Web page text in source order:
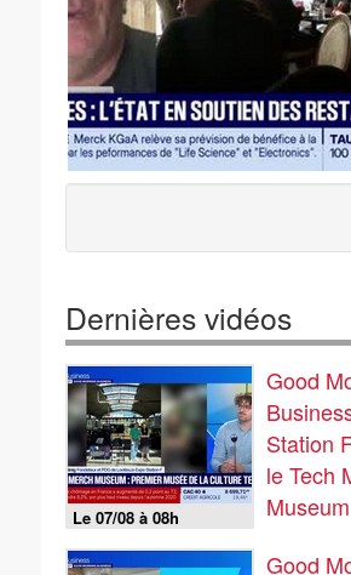
Dernières vidéos
Le 07/08 à 08h
Good
Station
le Tech
Museum
Good